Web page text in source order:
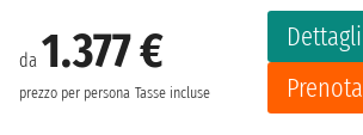
da 1.377 €
prezzo per persona Tasse incluse
Dettagli
Prenota